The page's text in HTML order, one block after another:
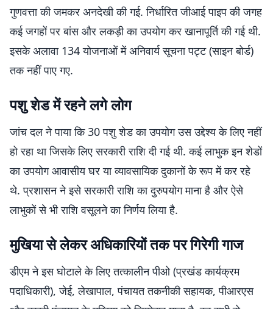
गुणवत्ता की जमकर अनदेखी की गई. निर्धारित जीआई पाइप की जगह
कई जगहों पर बांस और लकड़ी का उपयोग कर खानापूर्ति की गई थी.
इसके अलावा 134 योजनाओं में अनिवार्य सूचना पट्ट (साइन बोर्ड)
तक नहीं पाए गए.
पशु शेड में रहने लगे लोग
जांच दल ने पाया कि 30 पशु शेड का उपयोग उस उद्देश्य के लिए नहीं
हो रहा था जिसके लिए सरकारी राशि दी गई थी. कई लाभुक इन शेडों
का उपयोग आवासीय घर या व्यावसायिक दुकानों के रूप में कर रहे
थे. प्रशासन ने इसे सरकारी राशि का दुरुपयोग माना है और ऐसे
लाभुकों से भी राशि वसूलने का निर्णय लिया है.
मुखिया से लेकर अधिकारियों तक पर गिरेगी गाज
डीएम ने इस घोटाले के लिए तत्कालीन पीओ (प्रखंड कार्यक्रम
पदाधिकारी), जेई, लेखापाल, पंचायत तकनीकी सहायक, पीआरएस